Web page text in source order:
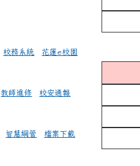
校務系統 花蓮e校園
教師進修 校安通報
智慧網管 檔案下載